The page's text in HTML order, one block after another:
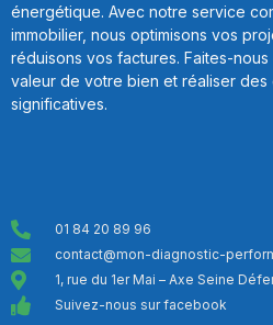
énergétique. Avec notre service
immobilier, nous optimisons vos
réduisons vos factures. Faites-
valeur de votre bien et réaliser des
significatives.
01 84 20 89 96
contact@mon-diagnostic-
1, rue du 1er Mai – Axe Seine
Suivez-nous sur facebook